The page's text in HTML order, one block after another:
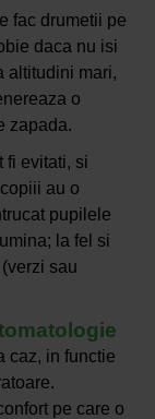
fac drumetii pe
daca nu isi
altitudini mari,
o
zapada.
fi evitati, si
au o
pupilele
la fel si
sau
caz, in functie
pe care o